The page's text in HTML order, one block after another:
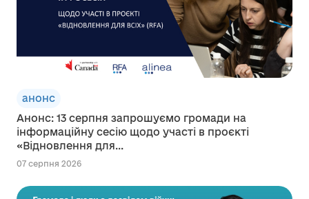
анонс
Анонс: 13 серпня запрошуємо громади на
інформаційну сесію щодо участі в проєкті
«Відновлення для...
07 серпня 2026